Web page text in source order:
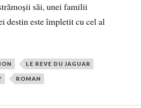
săi, unei familii
destin este împletit cu cel al
LE REVE DU JAGUAR
ROMAN